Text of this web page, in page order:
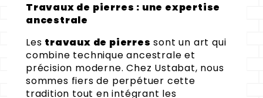
Travaux de pierres : une expertise
ancestrale
Les travaux de pierres sont un art qui
combine technique ancestrale et
précision moderne. Chez Ustabat, nous
sommes fiers de perpétuer cette
tradition tout en intégrant les